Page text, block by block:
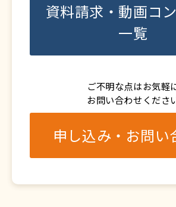
資料請求・動画コ
一覧
ご不明な点はお気軽
お問い合わせくださ
申し込み・お問い